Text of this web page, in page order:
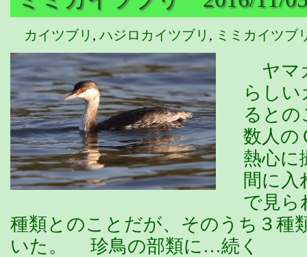
カイツブリ , ハジロカイツブリ , ミミカイツブ
ヤマ
らし
るとの
数人の
熱心に
間に
で見ら
種類とのことだが、そのうち３種
いた。 珍鳥の部類に…続く